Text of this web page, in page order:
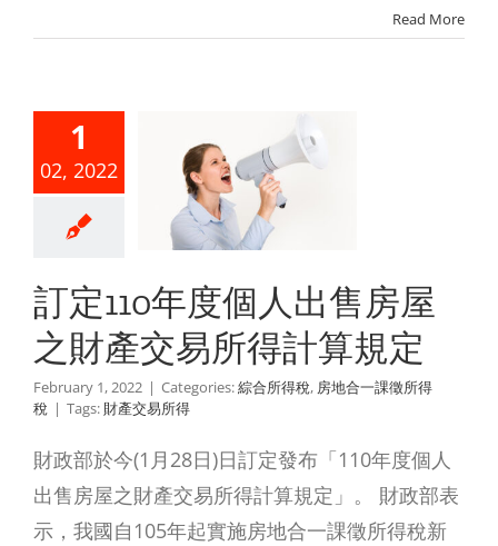
Read More
1
02, 2022
年度
售房
財產交
計算
定
房地合一課徵
所得稅
訂定110年度個人出售房屋
之財產交易所得計算規定
February 1, 2022 | Categories:綜合所得稅, 房地合一課徵所得
稅 | Tags: 財產交易所得
財政部於今(1月28日)日訂定發布「110年度個人
出售房屋之財產交易所得計算規定」。 財政部表
示，我國自105年起實施房地合一課徵所得稅新